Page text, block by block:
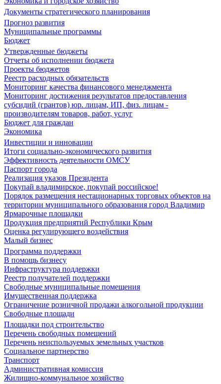
Документы стратегического планирования
Прогноз развития
Муниципальные программы
Бюджет
Утвержденные бюджеты
Отчеты об исполнении бюджета
Проекты бюджетов
Реестр расходных обязательств
Мониторинг качества финансового менеджмента
Мониторинг достижения результатов предоставления
субсидий (грантов) юр. лицам, ИП, физ. лицам -
производителям товаров, работ, услуг
Бюджет для граждан
Экономика
Инвестиции и инновации
Итоги социально-экономического развития
Эффективность деятельности ОМСУ
Паспорт города
Реализация указов Президента
Покупай владимирское, покупай российское!
Порядок размещения нестационарных торговых объектов на
территории муниципального образования город Владимир
Ярмарочные площадки
Продукция предприятий Республики Крым
Оценка регулирующего воздействия
Малый бизнес
Программа поддержки
В помощь бизнесу
Инфраструктура поддержки
Реестр получателей поддержки
Свободные муниципальные помещения
Имущественная поддержка
Ограничение розничной продажи алкогольной продукции
Свободные площади
Площадки под строительство
Перечень свободных помещений
Перечень неиспользуемых земельных участков
Социальное партнерство
Транспорт
Административная комиссия
Жилищно-коммунальное хозяйство